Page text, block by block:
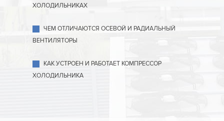
ХОЛОДИЛЬНИКАХ
ЧЕМ ОТЛИЧАЮТСЯ ОСЕВОЙ И РАДИАЛЬНЫЙ
ВЕНТИЛЯТОРЫ
КАК УСТРОЕН И РАБОТАЕТ КОМПРЕССОР
ХОЛОДИЛЬНИКА